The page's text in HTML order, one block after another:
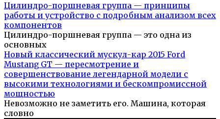
Цилиндро-поршневая группа — принципы
работы и устройство с подробным анализом всех
компонентов
Цилиндро-поршневая группа — это одна из
основных
Новый классический мускул-кар 2015 Ford
Mustang GT — пересмотрение и
совершенствование легендарной модели с
высокими технологиями и бескомпромиссной
мощностью
Невозможно не заметить его. Машина, которая
словно